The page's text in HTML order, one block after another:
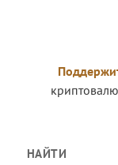
НАЙТИ